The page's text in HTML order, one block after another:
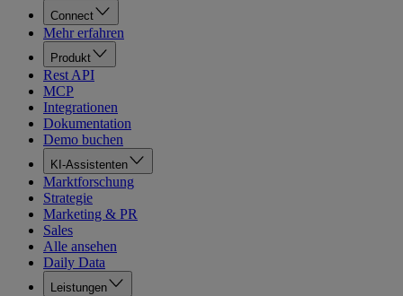
Connect
Mehr erfahren
Produkt
Rest API
MCP
Integrationen
Dokumentation
Demo buchen
KI-Assistenten
Marktforschung
Strategie
Marketing & PR
Sales
Alle ansehen
Daily Data
Leistungen